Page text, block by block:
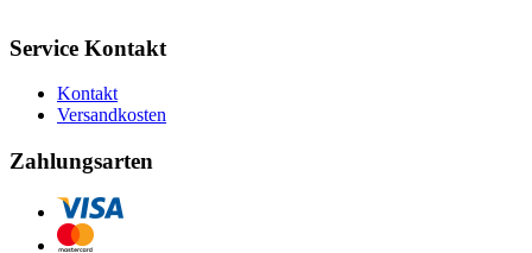
Service Kontakt
Kontakt
Versandkosten
Zahlungsarten